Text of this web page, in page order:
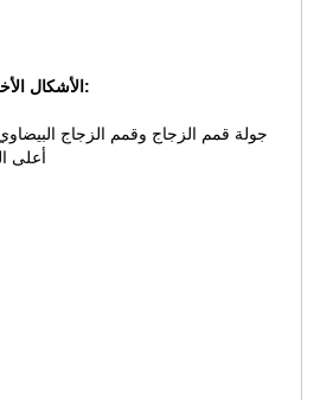
الأشكال الأخرى من الزجاج أعلى الجدول:
جولة قمم الزجاج وقمم الزجاج
أعلى